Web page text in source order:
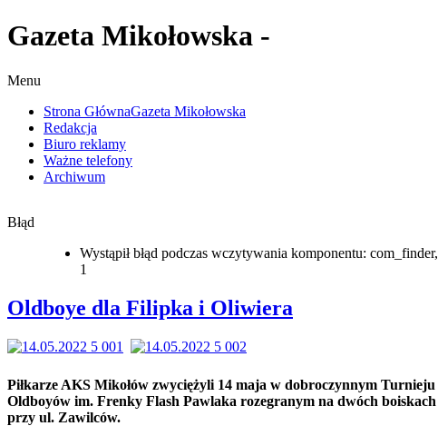
Gazeta Mikołowska -
Menu
Strona GłównaGazeta Mikołowska
Redakcja
Biuro reklamy
Ważne telefony
Archiwum
Błąd
Wystąpił błąd podczas wczytywania komponentu: com_finder,
1
Oldboye dla Filipka i Oliwiera
Piłkarze AKS Mikołów zwyciężyli 14 maja w dobroczynnym Turnieju
Oldboyów im. Frenky Flash Pawlaka rozegranym na dwóch boiskach
przy ul. Zawilców.